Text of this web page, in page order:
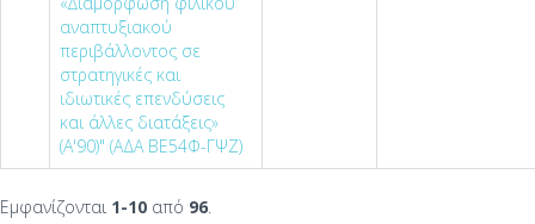
αναπτυξιακού
περιβάλλοντος σε
στρατηγικές και
ιδιωτικές επενδύσεις
και άλλες διατάξεις»
(Α'90)" (ΑΔΑ ΒΕ54Φ-ΓΨΖ)
Εμφανίζονται 1-10 από 96.